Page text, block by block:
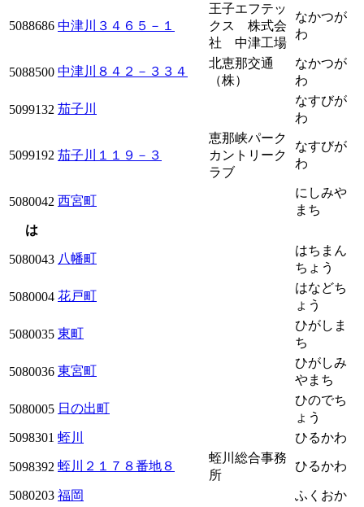
5088686 中津川３４６５－１
王子エフテッ
クス 株式会
社 中津工場
なかつが
わ
5088500 中津川８４２－３３４
北恵那交通
（株）
なかつが
わ
5099132 茄子川
なすびが
わ
5099192 茄子川１１９－３
恵那峡パーク
カントリーク
ラブ
なすびが
わ
5080042 西宮町
にしみや
まち
は
5080043 八幡町
はちまん
ちょう
5080004 花戸町
はなどち
ょう
5080035 東町
ひがしま
ち
5080036 東宮町
ひがしみ
やまち
5080005 日の出町
ひのでち
ょう
5098301 蛭川 ひるかわ
5098392 蛭川２１７８番地８
蛭川総合事務
所
ひるかわ
5080203 福岡 ふくおか